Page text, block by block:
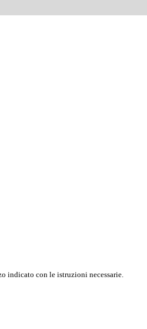
indicato con le istruzioni necessarie.